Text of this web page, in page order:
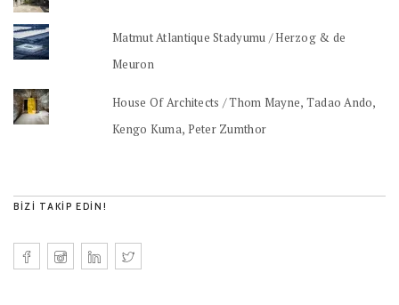
Matmut Atlantique Stadyumu / Herzog & de
Meuron
House Of Architects / Thom Mayne, Tadao Ando,
Kengo Kuma, Peter Zumthor
BIZI TAKIP EDIN!